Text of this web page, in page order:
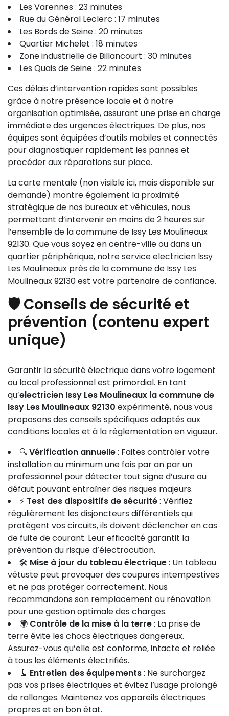
Les Varennes : 23 minutes
Rue du Général Leclerc : 17 minutes
Les Bords de Seine : 20 minutes
Quartier Michelet : 18 minutes
Zone industrielle de Billancourt : 30 minutes
Les Quais de Seine : 22 minutes
Ces délais d’intervention rapides sont possibles
grâce à notre présence locale et à notre
organisation optimisée, assurant une prise en charge
immédiate des urgences électriques. De plus, nos
équipes sont équipées d’outils mobiles et connectés
pour diagnostiquer rapidement les pannes et
procéder aux réparations sur place.
La carte mentale (non visible ici, mais disponible sur
demande) montre également la proximité
stratégique de nos bureaux et véhicules, nous
permettant d’intervenir en moins de 2 heures sur
l’ensemble de la commune de Issy Les Moulineaux
92130. Que vous soyez en centre-ville ou dans un
quartier périphérique, notre service electricien Issy
Les Moulineaux près de la commune de Issy Les
Moulineaux 92130 est votre partenaire de confiance.
🛡️ Conseils de sécurité et
prévention (contenu expert
unique)
Garantir la sécurité électrique dans votre logement
ou local professionnel est primordial. En tant
qu’electricien Issy Les Moulineaux la commune de
Issy Les Moulineaux 92130 expérimenté, nous vous
proposons des conseils spécifiques adaptés aux
conditions locales et à la réglementation en vigueur.
🔍Vérification annuelle: Faites contrôler votre
installation au minimum une fois par an par un
professionnel pour détecter tout signe d’usure ou
défaut pouvant entraîner des risques majeurs.
⚡ Test des dispositifs de sécurité: Vérifiez
régulièrement les disjoncteurs différentiels qui
protègent vos circuits, ils doivent déclencher en cas
de fuite de courant. Leur efficacité garantit la
prévention du risque d’électrocution.
🛠️ Mise à jour du tableau électrique: Un tableau
vétuste peut provoquer des coupures intempestives
et ne pas protéger correctement. Nous
recommandons son remplacement ou rénovation
pour une gestion optimale des charges.
🌍 Contrôle de la mise à la terre: La prise de
terre évite les chocs électriques dangereux.
Assurez-vous qu’elle est conforme, intacte et reliée
à tous les éléments électrifiés.
🧹 Entretien des équipements: Ne surchargez
pas vos prises électriques et évitez l’usage prolongé
de rallonges. Maintenez vos appareils électriques
propres et en bon état.